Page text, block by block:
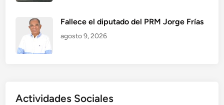
Fallece el diputado del PRM Jorge Frías
agosto 9, 2026
Actividades Sociales